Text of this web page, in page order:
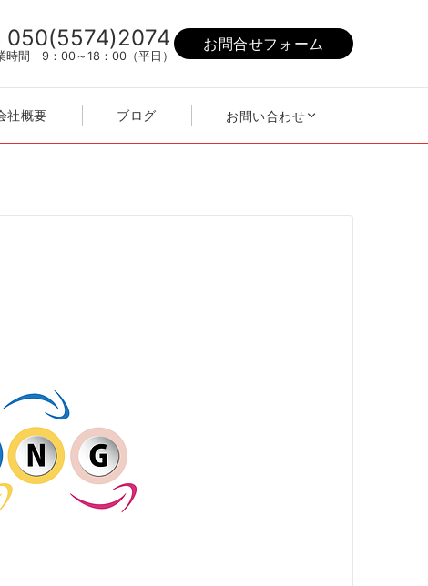
050(5574)2074
時間 9：00～18：00（平日）
お問合せフォーム
社概要 ブログ お問い合わせ